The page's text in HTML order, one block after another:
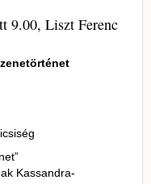
9.00, Liszt Ferenc
Kassandra-